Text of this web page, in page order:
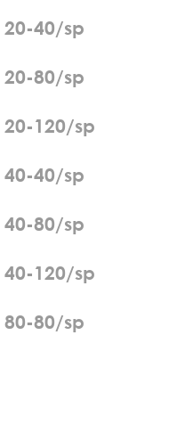
20-40/sp
20-80/sp
20-120/sp
40-40/sp
40-80/sp
40-120/sp
80-80/sp